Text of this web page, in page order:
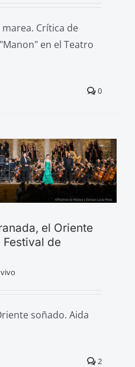
Crítica de
en el Teatro
0
el Oriente
Festival de
soñado. Aida
2